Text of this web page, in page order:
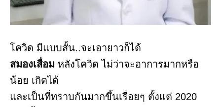
โควิด มีแบบสั้น..จะเอายาวก็ได้
สมองเสื่อม หลังโควิด ไม่ว่าจะอาการมากหรือ
น้อย เกิดได้
และเป็นที่ทราบกันมากขึ้นเรื่อยๆ ตั้งแต่ 2020